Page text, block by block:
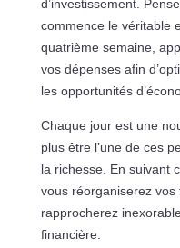
d’investissement.
commence le véritable
quatrième semaine,
vos dépenses afin
les opportunités
Chaque jour est une
plus être l’une de ces
la richesse. En suivant
vous réorganiserez
rapprocherez
financière.